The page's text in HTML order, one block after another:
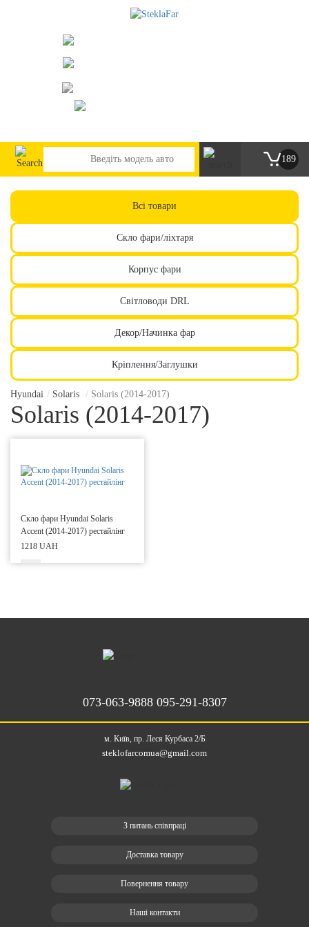
189
Всі товари
Скло фари/ліхтаря
Корпус фари
Світловоди DRL
Декор/Начинка фар
Кріплення/Заглушки
Hyundai / Solaris / Solaris (2014-2017)
Solaris (2014-2017)
Скло фари Hyundai Solaris
Accent (2014-2017) рестайлінг
1218 UAH
073-063-9888 095-291-8307
м. Київ, пр. Леся Курбаса 2/Б
steklofarcomua@gmail.com
З питань співпраці
Доставка товару
Повернення товару
Наші контакти